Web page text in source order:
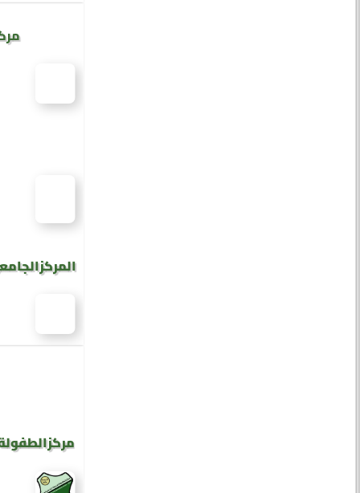
المركز
مركز